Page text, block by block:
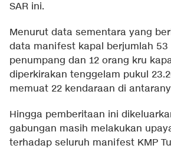
SAR ini.
Menurut data sementara yang
data manifest kapal berjumlah 53
penumpang dan 12 orang kru
diperkirakan tenggelam pukul
memuat 22 kendaraan di
Hingga pemberitaan ini
gabungan masih melakukan
terhadap seluruh manifest KMP